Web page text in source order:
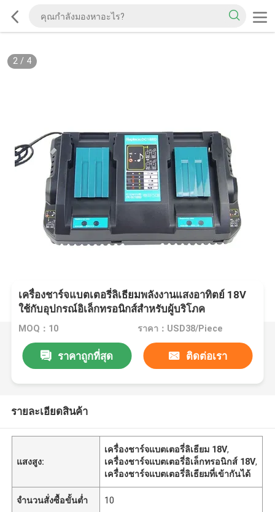
2/ 4
เครื่องชาร์จแบตเตอรี่ลิเธียมพลังงานแสงอาทิตย์ 18V
ใช้กับอุปกรณ์อิเล็กทรอนิกส์สำหรับผู้บริโภค
MOQ：10 ราคา：USD38/Piece
ราคาถูกที่สุด ติดต่อเรา
รายละเอียดสินค้า
แสงสูง:
เครื่องชาร์จแบตเตอรี่ลิเธียม 18V,
เครื่องชาร์จแบตเตอรี่อิเล็กทรอนิกส์ 18V,
เครื่องชาร์จแบตเตอรี่ลิเธียมที่เข้ากันได้
จำนวนสั่งซื้อขั้นต่ำ 10